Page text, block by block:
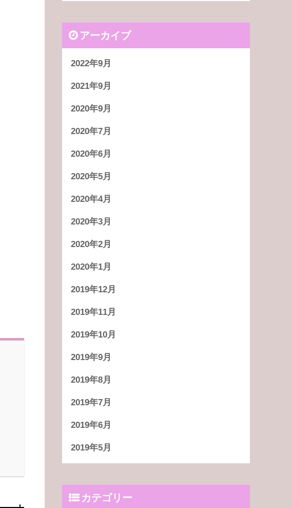
アーカイブ
2022年9月
2021年9月
2020年9月
2020年7月
2020年6月
2020年5月
2020年4月
2020年3月
2020年2月
2020年1月
2019年12月
2019年11月
2019年10月
2019年9月
2019年8月
2019年7月
2019年6月
2019年5月
カテゴリー